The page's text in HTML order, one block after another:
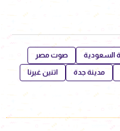
السعودية صوت مصر
مدينة جدة اتنين غيرنا